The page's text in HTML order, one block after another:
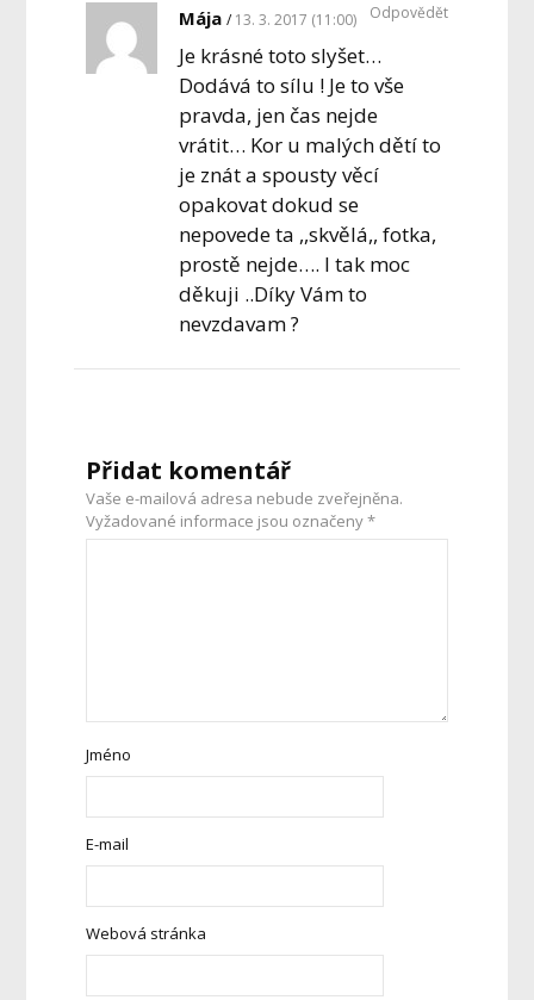
Mája 13. 3. 2017 (11:00)
Je krásné toto slyšet…
Dodává to sílu ! Je to vše
pravda, jen čas nejde
vrátit… Kor u malých dětí to
je znát a spousty věcí
opakovat dokud se
nepovede ta ,,skvělá,, fotka,
prostě nejde…. I tak moc
děkuji ..Díky Vám to
nevzdavam ?
Odpovědět
Přidat komentář
Vaše e-mailová adresa nebude zveřejněna.
Vyžadované informace jsou označeny*
Jméno
E-mail
Webová stránka